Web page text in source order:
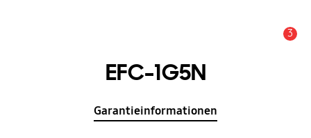
3
EFC-1G5N
Garantieinformationen